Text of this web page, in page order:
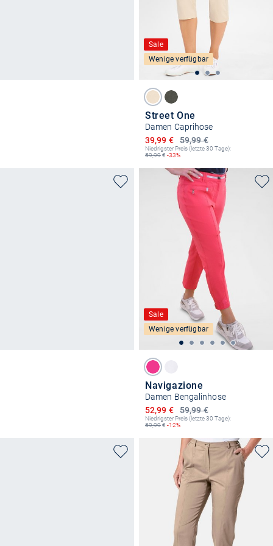
Sale
Wenige verfügbar
Street One
Damen Caprihose
59,99 €
Ermäßigter Preis
39,99 €
Niedrigster Preis (letzte 30 Tage):
59,99€ -33%
Sale
Wenige verfügbar
Navigazione
Damen Bengalinhose
59,99 €
Ermäßigter Preis
52,99 €
Niedrigster Preis (letzte 30 Tage):
59,99€ -12%